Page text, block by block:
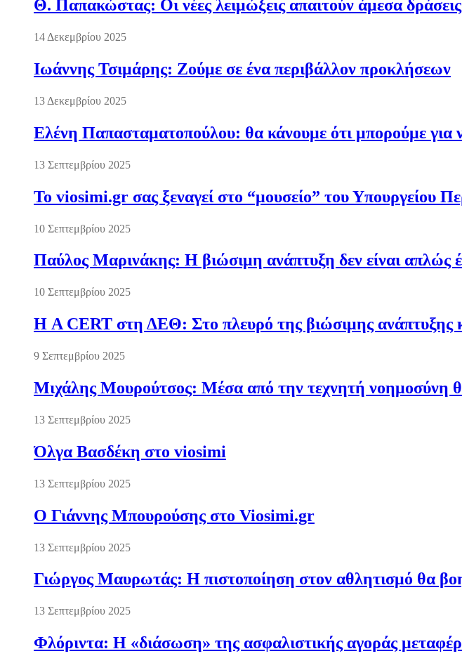
Θ. Παπακώστας: Οι νέες λειμώξεις απαιτούν άμεσα δράσεις
14 Δεκεμβρίου 2025
Ιωάννης Τσιμάρης: Ζούμε σε ένα περιβάλλον προκλήσεων
13 Δεκεμβρίου 2025
Ελένη Παπασταματοπούλου: θα κάνουμε ότι μπορούμε για
13 Σεπτεμβρίου 2025
Το viosimi.gr σας ξεναγεί στο “μουσείο” του Υπουργείου
10 Σεπτεμβρίου 2025
Παύλος Μαρινάκης: Η βιώσιμη ανάπτυξη δεν είναι απλώς
10 Σεπτεμβρίου 2025
Η A CERT στη ΔΕΘ: Στο πλευρό της βιώσιμης ανάπτυξης
9 Σεπτεμβρίου 2025
Μιχάλης Μουρούτσος: Μέσα από την τεχνητή νοημοσύνη
13 Σεπτεμβρίου 2025
Όλγα Βασδέκη στο viosimi
13 Σεπτεμβρίου 2025
Ο Γιάννης Μπουρούσης στο Viosimi.gr
13 Σεπτεμβρίου 2025
Γιώργος Μαυρωτάς: Η πιστοποίηση στον αθλητισμό θα
13 Σεπτεμβρίου 2025
Φλόριντα: Η «διάσωση» της ασφαλιστικής αγοράς